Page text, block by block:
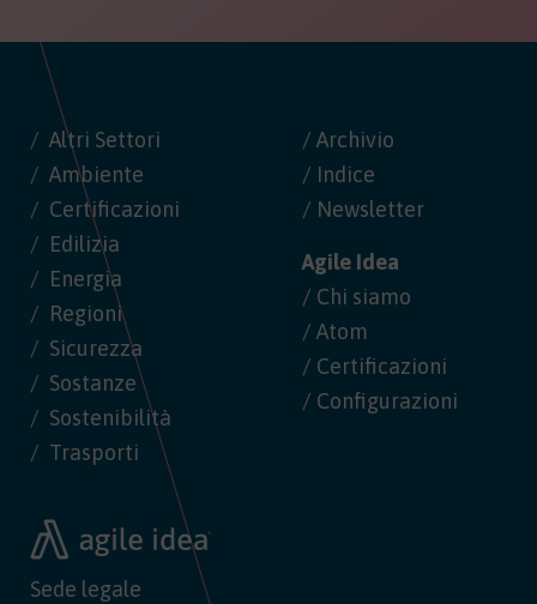
Altri Settori
Ambiente
Certificazioni
Edilizia
Energia
Regioni
Sicurezza
Sostanze
Sostenibilità
Trasporti
/ Archivio
/ Indice
/ Newsletter
Agile Idea
/ Chi siamo
/ Atom
/ Certificazioni
/ Configurazioni
Sede legale